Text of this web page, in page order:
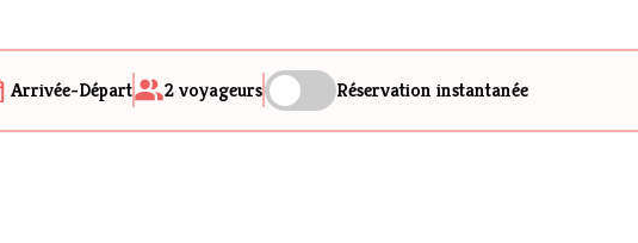
Arrivée-Départ 2 voyageurs Réservation instantanée